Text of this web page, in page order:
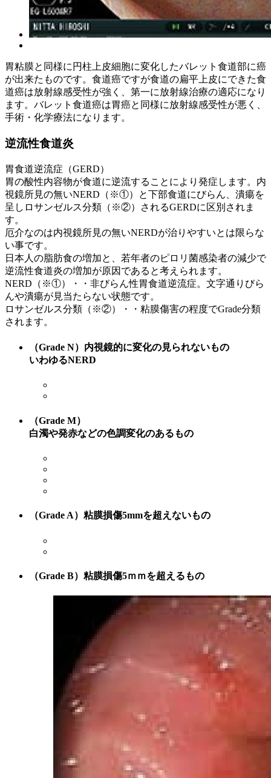
胃粘膜と同様に円柱上皮細胞に変化したバレット食道部に癌
が出来たものです。食道癌ですが食道の扁平上皮にできた食
道癌は放射線感受性が強く、第一に放射線治療の適応になり
ます。バレット食道癌は胃癌と同様に放射線感受性が悪く、
手術・化学療法になります。
逆流性食道炎
胃食道逆流症（GERD）
胃の酸性内容物が食道に逆流することにより発症します。内
視鏡所見の無いNERD（※①）と下部食道にびらん、潰瘍を
呈しロサンゼルス分類（※②）されるGERDに区別されま
す。
厄介なのは内視鏡所見の無いNERDが治りやすいとは限らな
い事です。
日本人の脂肪食の増加と、若年者のピロリ菌感染者の減少で
逆流性食道炎の増加が原因であると考えられます。
NERD（※①）・・非びらん性胃食道逆流症。文字通りびら
んや潰瘍が見当たらない状態です。
ロサンゼルス分類（※②）・・粘膜傷害の程度でGrade分類
されます。
（Grade N）内視鏡的に変化の見られないもの
いわゆるNERD
（Grade M）
白濁や発赤などの色調変化のあるもの
（Grade A）粘膜損傷5mmを超えないもの
（Grade B）粘膜損傷5ｍｍを超えるもの